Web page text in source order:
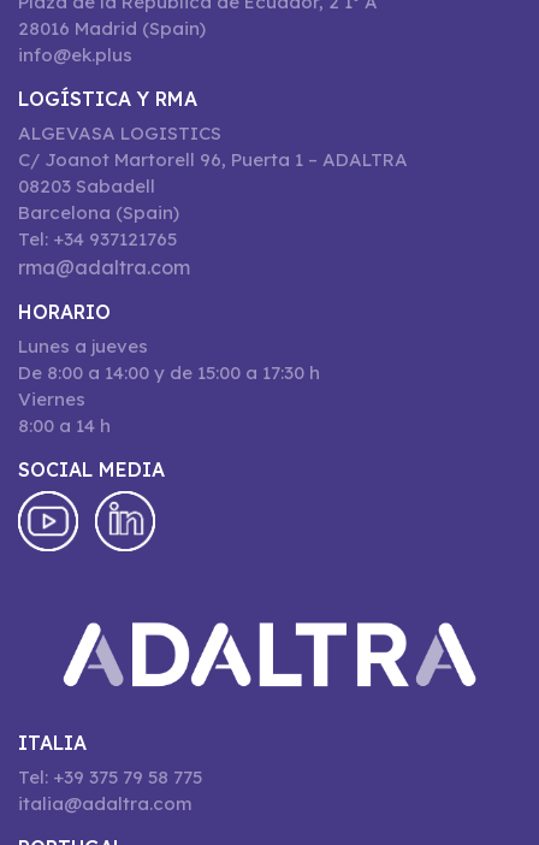
28016 Madrid (Spain)
info@ek.plus
LOGÍSTICA Y RMA
ALGEVASA LOGISTICS
C/ Joanot Martorell 96, Puerta 1 – ADALTRA
08203 Sabadell
Barcelona (Spain)
Tel: +34 937121765
rma@adaltra.com
HORARIO
Lunes a jueves
De 8:00 a 14:00 y de 15:00 a 17:30 h
Viernes
8:00 a 14 h
SOCIAL MEDIA
ITALIA
Tel: +39 375 79 58 775
italia@adaltra.com